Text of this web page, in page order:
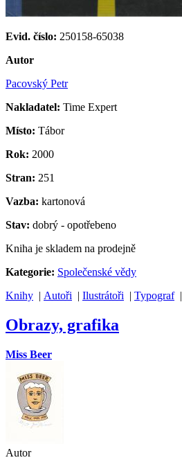
Evid. číslo: 250158-65038
Autor
Pacovský Petr
Nakladatel: Time Expert
Místo: Tábor
Rok: 2000
Stran: 251
Vazba: kartonová
Stav: dobrý - opotřebeno
Kniha je skladem na prodejně
Kategorie: Společenské vědy
Knihy | Autoři | Ilustrátoři | Typograf|
Obrazy, grafika
Miss Beer
Autor